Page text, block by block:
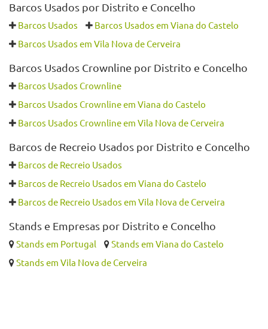
Barcos Usados por Distrito e Concelho
Barcos Usados
Barcos Usados em Viana do Castelo
Barcos Usados em Vila Nova de Cerveira
Barcos Usados Crownline por Distrito e Concelho
Barcos Usados Crownline
Barcos Usados Crownline em Viana do Castelo
Barcos Usados Crownline em Vila Nova de Cerveira
Barcos de Recreio Usados por Distrito e Concelho
Barcos de Recreio Usados
Barcos de Recreio Usados em Viana do Castelo
Barcos de Recreio Usados em Vila Nova de Cerveira
Stands e Empresas por Distrito e Concelho
Stands em Portugal
Stands em Viana do Castelo
Stands em Vila Nova de Cerveira